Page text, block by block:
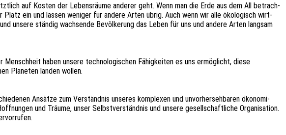
auf Kosten der Lebens­räu­me ande­rer geht. Wenn man die Erde aus dem All betrach­
ein und lassen weni­ger für andere Arten übrig. Auch wenn wir alle ökolo­gisch wirt­
unsere stän­dig wach­sen­de Bevöl­ke­rung das Leben für uns und andere Arten lang­sam
haben unsere tech­no­lo­gi­schen Fähig­kei­ten es uns ermög­licht, diese
Plane­ten landen wollen.
Ansät­ze zum Verständ­nis unse­res komple­xen und unvor­her­seh­ba­ren ökono­mi­
und Träume, unser Selbst­ver­ständ­nis und unsere gesell­schaft­li­che Orga­ni­sa­ti­on.